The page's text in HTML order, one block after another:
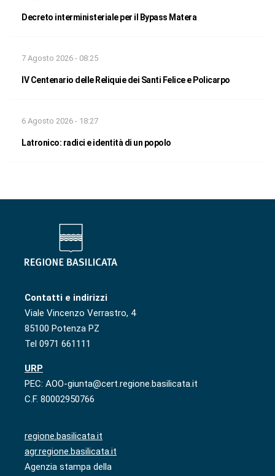
Decreto interministeriale per il Bypass Matera
7 Agosto 2026 - 08:25
IV Centenario delle Reliquie dei Santi Felice e Policarpo
6 Agosto 2026 - 18:27
Latronico: radici e identità di un popolo
Contatti e indirizzi
Viale Vincenzo Verrastro, 4
85100 Potenza PZ
Tel 0971 661111
URP
PEC: AOO-giunta@cert.regione.basilicata.it
C.F. 80002950766
regione.basilicata.it
agr.regione.basilicata.it
Agenzia stampa della